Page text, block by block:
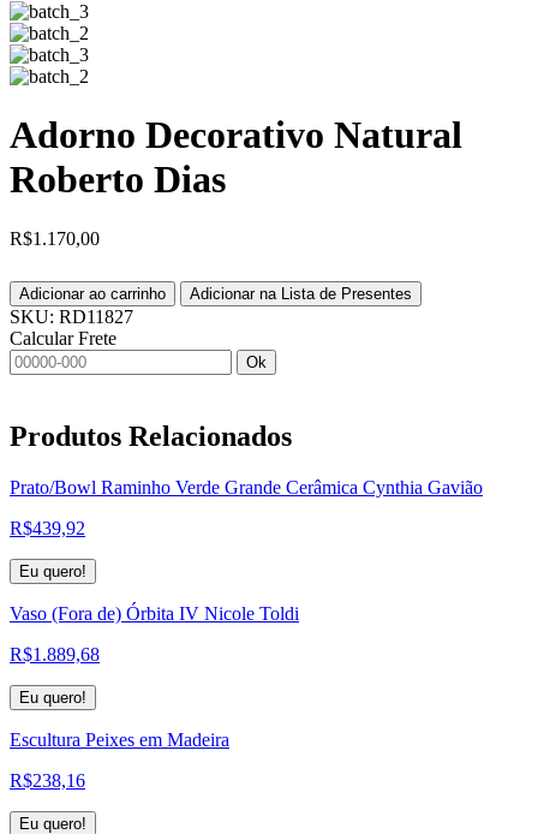
Adorno Decorativo Natural
Roberto Dias
R$1.170,00
Adicionar ao carrinho Adicionar na Lista de Presentes
SKU: RD11827
Calcular Frete
Ok
Produtos Relacionados
Prato/Bowl Raminho Verde Grande Cerâmica Cynthia Gavião
R$439,92
Eu quero!
Vaso (Fora de) Órbita IV Nicole Toldi
R$1.889,68
Eu quero!
Escultura Peixes em Madeira
R$238,16
Eu quero!